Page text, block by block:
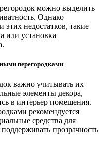
можно выделить
Однако
недостатков, такие
или установка
перегородками
важно учитывать их
элементы декора,
в интерьер помещения.
рекомендуется
средства для
прозрачность